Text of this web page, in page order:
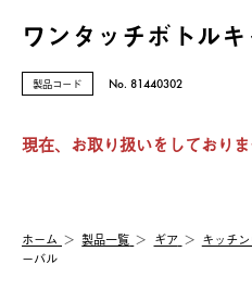
ワンタッチボトル
製品コード No. 81440302
現在、お取り扱いをしておりま
ホーム 製品⼀覧 ギア キッチ
ーバル